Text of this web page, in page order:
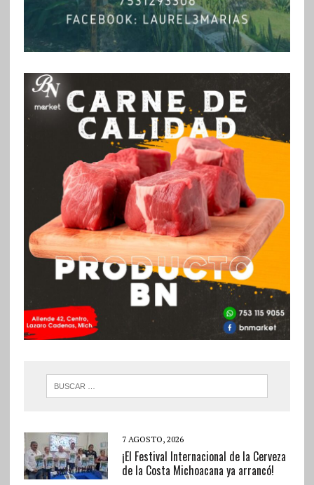
7 AGOSTO, 2026
¡El Festival Internacional de la Cerveza
de la Costa Michoacana ya arrancó!